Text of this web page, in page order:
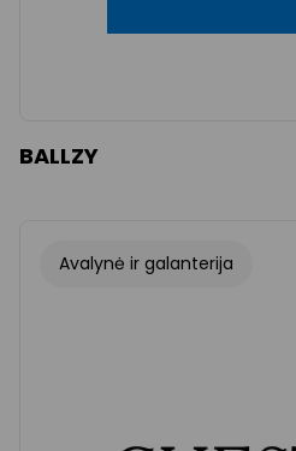
BALLZY
Avalynė ir galanterija